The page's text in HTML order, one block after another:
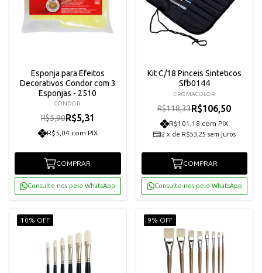
Esponja para Efeitos
Decorativos Condor com 3
Esponjas - 2510
CONDOR
R$5,90R$5,31
R$5,04 com PIX
COMPRAR
Consulte-nos pelo WhatsApp
Kit C/18 Pinceis Sinteticos
Sfb0144
CROMACOLOR
R$118,33R$106,50
R$101,18 com PIX
2 x de R$53,25 sem juros
COMPRAR
Consulte-nos pelo WhatsApp
10% OFF 9% OFF